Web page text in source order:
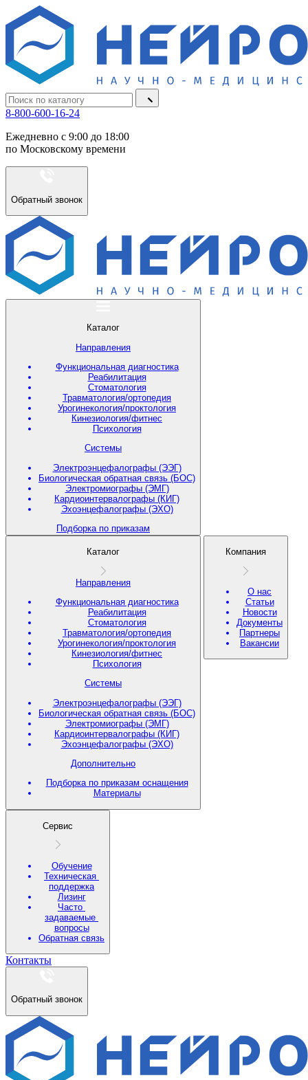
8-800-600-16-24
Ежедневно с 9:00 до 18:00
по Московскому времени
Обратный звонок
Каталог
Направления
Функциональная диагностика
Реабилитация
Стоматология
Травматология/ортопедия
Урогинекология/проктология
Кинезиология/фитнес
Психология
Системы
Электроэнцефалографы (ЭЭГ)
Биологическая обратная связь (БОС)
Электромиографы (ЭМГ)
Кардиоинтервалографы (КИГ)
Эхоэнцефалографы (ЭХО)
Подборка по приказам
Каталог
Направления
Функциональная диагностика
Реабилитация
Стоматология
Травматология/ортопедия
Урогинекология/проктология
Кинезиология/фитнес
Психология
Системы
Электроэнцефалографы (ЭЭГ)
Биологическая обратная связь (БОС)
Электромиографы (ЭМГ)
Кардиоинтервалографы (КИГ)
Эхоэнцефалографы (ЭХО)
Дополнительно
Подборка по приказам оснащения
Материалы
Компания
О нас
Статьи
Новости
Документы
Партнеры
Вакансии
Сервис
Обучение
Техническая
поддержка
Лизинг
Часто
задаваемые
вопросы
Обратная связь
Контакты
Обратный звонок